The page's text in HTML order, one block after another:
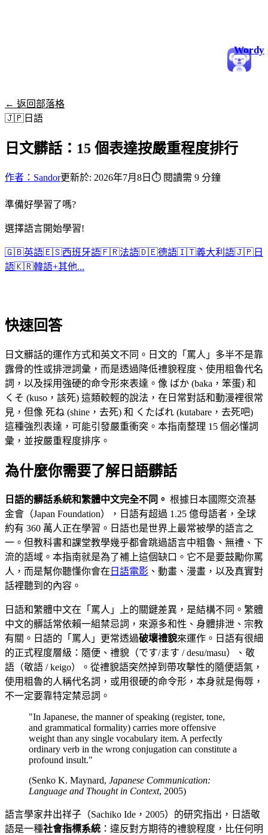
Wordy
← 返回部落格
🇯🇵 日語
日文髒話：15 個表達按嚴重程度排行
作者：Sandor更新於: 2026年7月8日 ⏱ 閱讀需 9 分鐘
準備好學習了嗎?
選擇語言開始學習!
🇬🇧英語🇪🇸西班牙語🇫🇷法語🇩🇪德語🇮🇹義大利語🇯🇵 日
語🇰🇷韓語+其他...
快速回答
日文髒話的運作方式和英文不同。日文的「罵人」多半不是靠
露骨的性或排泄詞彙，而是透過降低禮貌程度、使用粗魯代名
詞，以及採用強硬的命令形來表達。像 ばか (baka，笨蛋) 和
くそ (kuso，該死) 這類較輕的說法，在日常對話和動漫裡很常
見，但像 死ね (shine，去死) 和 くたばれ (kutabare，去死吧)
這種強烈表達，可能引發嚴重衝突。本指南整理 15 個必懂詞
彙，並按嚴重程度排序。
為什麼你需要了解日語髒話
日語的髒話系統和繁體中文完全不同。 根據日本國際交流基
金會（Japan Foundation），日語有超過 1.25 億母語者，全球
約有 360 萬人正在學習。日語也是世界上最常被學的語言之
一。但教科書和課堂教學幾乎都會跳過語言中粗魯、無禮、下
流的語域。本指南就是為了補上這個缺口。它不是要鼓勵你罵
人，而是幫你聽懂你會在 日語電影 、動畫、漫畫，以及真實對
話裡聽到的內容。
日語和繁體中文在「罵人」上的關鍵差異，是結構不同。繁體
中文的髒話常依賴一組禁忌詞，來源多和性、身體排泄、宗教
有關。日語的「罵人」更常透過破壞禮貌來運作。日語有很細
的正式程度層級：隨便、禮貌（です/ます / desu/masu）、敬
語（敬語 / keigo）。從禮貌語突然掉到帶攻擊性的隨便語氣，
使用粗魯的人稱代名詞，或用很硬的命令形，本身就是侮辱，
不一定要靠特定禁忌詞。
"In Japanese, the manner of speaking (register, tone,
and grammatical formality) carries more offensive
weight than any single vocabulary item. A perfectly
ordinary verb in the wrong conjugation can constitute a
profound insult."
(Senko K. Maynard, Japanese Communication:
Language and Thought in Context, 2005)
語言學家井出祥子（Sachiko Ide，2005）的研究指出，日語敬
語是一種社會指標系統 ：違反對方期待的禮貌程度，比任何明